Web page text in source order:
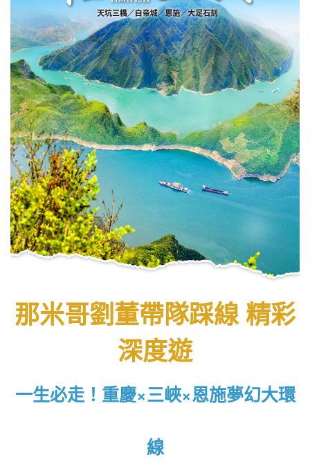
那米哥劉董帶隊踩線 精彩
深度遊
一生必走！重慶×三峽×恩施夢幻大環
線